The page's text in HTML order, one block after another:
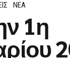
ΝΈΑ
1η